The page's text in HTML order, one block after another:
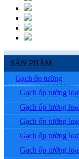
SẢN PHẨM
Gạch ốp tường
Gạch ốp tường
Gạch ốp tường
Gạch ốp tường
Gạch ốp tường
Gạch ốp tường